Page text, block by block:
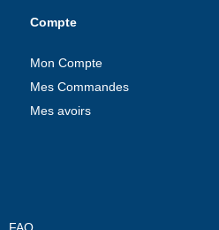
Compte
Mon Compte
Mes Commandes
Mes avoirs